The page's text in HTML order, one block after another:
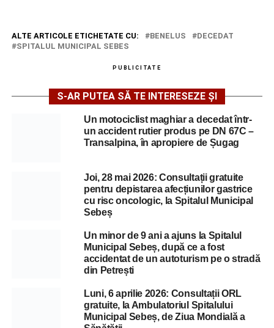
ALTE ARTICOLE ETICHETATE CU: BENELUS
DECEDAT
SPITALUL MUNICIPAL SEBES
PUBLICITATE
S-AR PUTEA SĂ TE INTERESEZE ȘI
Un motociclist maghiar a decedat într-
un accident rutier produs pe DN 67C –
Transalpina, în apropiere de Șugag
Joi, 28 mai 2026: Consultații gratuite
pentru depistarea afecțiunilor gastrice
cu risc oncologic, la Spitalul Municipal
Sebeș
Un minor de 9 ani a ajuns la Spitalul
Municipal Sebeș, după ce a fost
accidentat de un autoturism pe o stradă
din Petrești
Luni, 6 aprilie 2026: Consultații ORL
gratuite, la Ambulatoriul Spitalului
Municipal Sebeș, de Ziua Mondială a